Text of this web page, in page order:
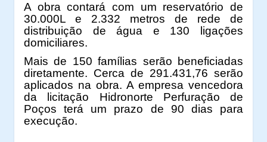
A obra contará com um reservatório de
30.000L e 2.332 metros de rede de
distribuição de água e 130 ligações
domiciliares.
Mais de 150 famílias serão beneficiadas
diretamente. Cerca de 291.431,76 serão
aplicados na obra. A empresa vencedora
da licitação Hidronorte Perfuração de
Poços terá um prazo de 90 dias para
execução.